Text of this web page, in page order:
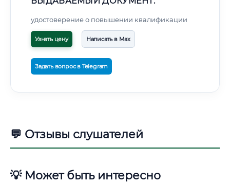
удостоверение о повышении квалификации
Узнать цену Написать в Max
Задать вопрос в Telegram
💬 Отзывы слушателей
💡 Может быть интересно